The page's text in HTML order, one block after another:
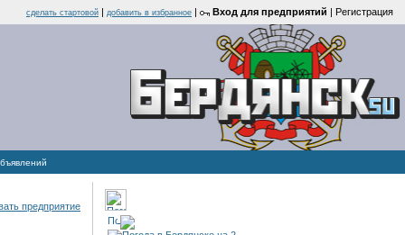
cделать стартовой | добавить в избранное | Вход для предприятий | Регистрация
предприятие